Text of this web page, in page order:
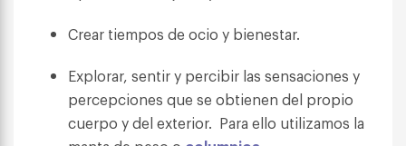
Crear tiempos de ocio y bienestar.
Explorar, sentir y percibir las sensaciones y
percepciones que se obtienen del propio
cuerpo y del exterior. Para ello utilizamos la